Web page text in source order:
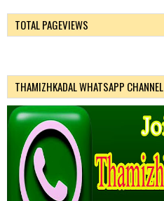
TOTAL PAGEVIEWS
THAMIZHKADAL WHATSAPP CHANNEL